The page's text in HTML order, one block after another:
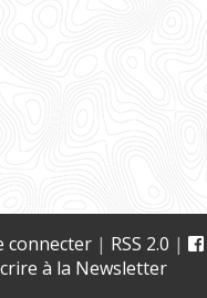
connecter| RSS 2.0 |
à la Newsletter